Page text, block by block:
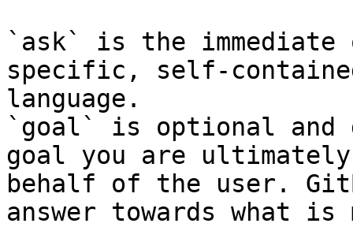
`ask` is the
specific, self-
language.
`goal` is optional and
goal you are
behalf of the user.
answer towards what